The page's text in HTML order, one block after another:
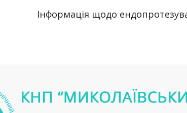
Інформація щодо